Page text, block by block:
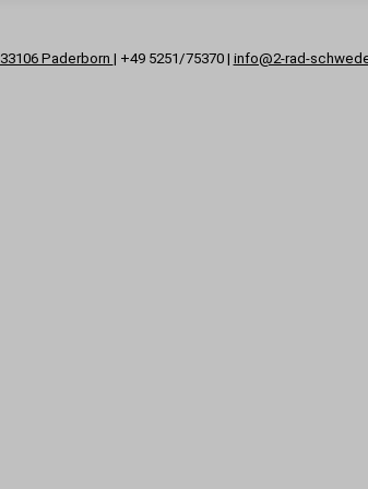
33106 Paderborn | +49 5251/75370 | info@2-rad-